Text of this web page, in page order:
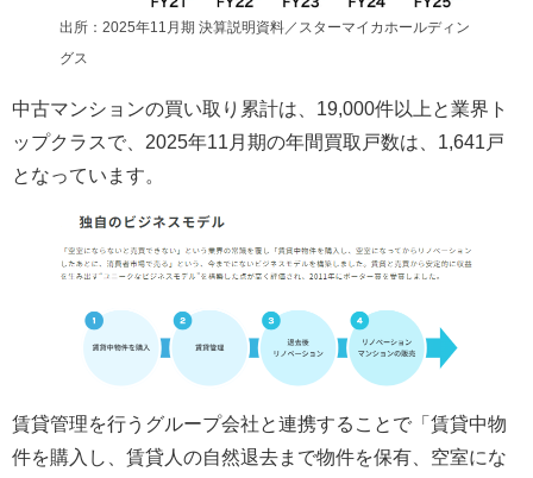
出所：2025年11月期 決算説明資料／スターマイカホールディン
グス
中古マンションの買い取り累計は、19,000件以上と業界ト
ップクラスで、2025年11月期の年間買取戸数は、1,641戸
となっています。
賃貸管理を行うグループ会社と連携することで「賃貸中物
件を購入し、賃貸人の自然退去まで物件を保有、空室にな